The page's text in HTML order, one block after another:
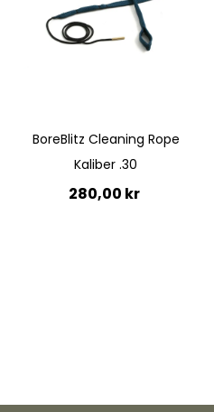
Quickview
BoreBlitz Cleaning Rope
Kaliber .30
280,00 kr